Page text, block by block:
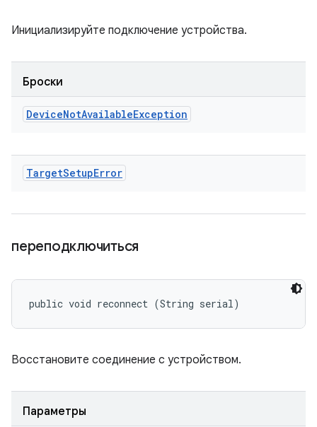
Инициализируйте подключение устройства.
Броски
DeviceNotAvailableException
TargetSetupError
переподключиться
public void reconnect (String serial)
Восстановите соединение с устройством.
Параметры